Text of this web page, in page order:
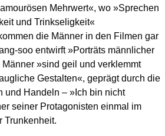
Mehrwert«, wo »Sprechen
und Trinkseligkeit«
die Männer in den Filmen gar
soo entwirft »Porträts männlicher
»sind geil und verklemmt
Gestalten«, geprägt durch die
und Handeln – »Ich bin nicht
seiner Protagonisten einmal im
Trunkenheit.